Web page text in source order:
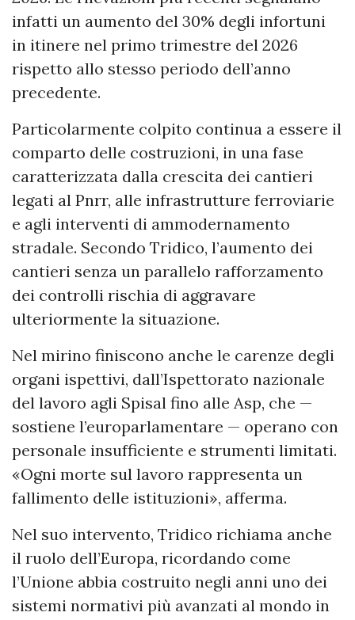
infatti un aumento del 30% degli infortuni
in itinere nel primo trimestre del 2026
rispetto allo stesso periodo dell’anno
precedente.
Particolarmente colpito continua a essere il
comparto delle costruzioni, in una fase
caratterizzata dalla crescita dei cantieri
legati al Pnrr, alle infrastrutture ferroviarie
e agli interventi di ammodernamento
stradale. Secondo Tridico, l’aumento dei
cantieri senza un parallelo rafforzamento
dei controlli rischia di aggravare
ulteriormente la situazione.
Nel mirino finiscono anche le carenze degli
organi ispettivi, dall’Ispettorato nazionale
del lavoro agli Spisal fino alle Asp, che —
sostiene l’europarlamentare — operano con
personale insufficiente e strumenti limitati.
«Ogni morte sul lavoro rappresenta un
fallimento delle istituzioni», afferma.
Nel suo intervento, Tridico richiama anche
il ruolo dell’Europa, ricordando come
l’Unione abbia costruito negli anni uno dei
sistemi normativi più avanzati al mondo in